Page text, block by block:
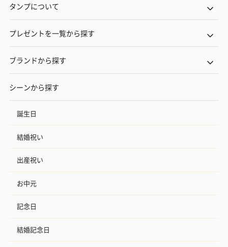
タンプについて
プレゼントを一覧から探す
ブランドから探す
シーンから探す
誕生日
結婚祝い
出産祝い
お中元
記念日
結婚記念日